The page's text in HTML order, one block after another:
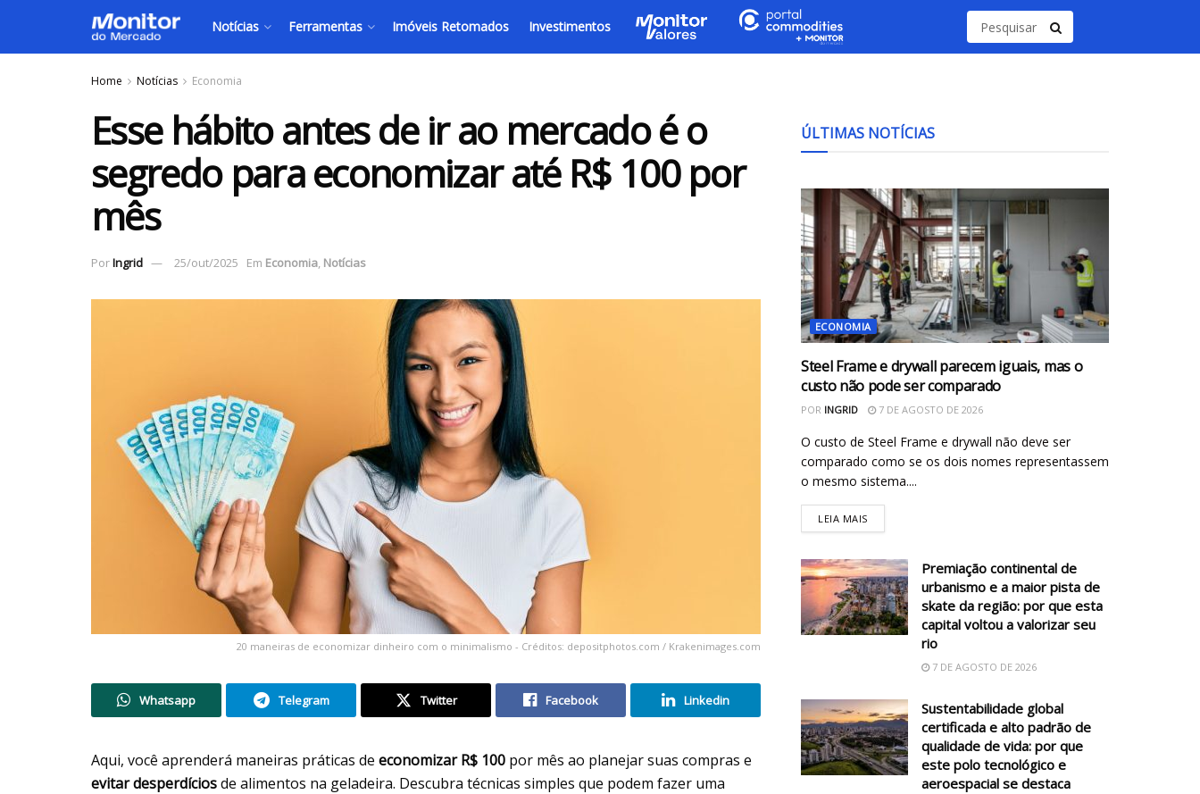
Notícias Ferramentas Imóveis Retomados Investimentos
Home Notícias Economia
Esse hábito antes de ir ao mercado é o
segredo para economizar até R$ 100 por
mês
PorIngrid 25/out/2025 Em Economia, Notícias
20 maneiras de economizar dinheiro com o minimalismo - Créditos: depositphotos.com / Krakenimages.com
Whatsapp Telegram Twitter Facebook Linkedin
Aqui, você aprenderá maneiras práticas de economizar R$ 100 por mês ao planejar suas compras e
evitar desperdíciosde alimentos na geladeira. Descubra técnicas simples que podem fazer uma
ÚLTIMAS NOTÍCIAS
ECONOMIA
Steel Frame e drywall parecem iguais, mas o
custo não pode ser comparado
POR INGRID 7 DE AGOSTO DE 2026
O custo de Steel Frame e drywall não deve ser
comparado como se os dois nomes representassem
o mesmo sistema....
LEIA MAIS
Premiação continental de
urbanismo e a maior pista de
skate da região: por que esta
capital voltou a valorizar seu
rio
7 DE AGOSTO DE 2026
Sustentabilidade global
certificada e alto padrão de
qualidade de vida: por que
este polo tecnológico e
aeroespacial se destaca